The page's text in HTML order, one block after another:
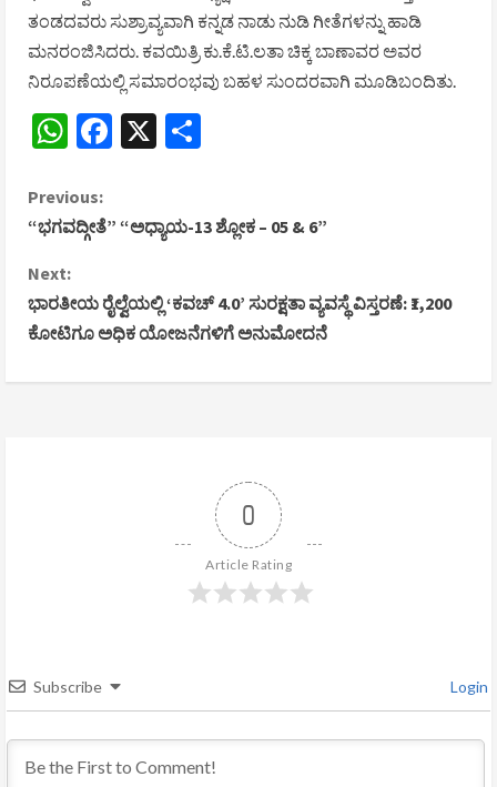
ತಂಡದವರು ಸುಶ್ರಾವ್ಯವಾಗಿ ಕನ್ನಡ ನಾಡು ನುಡಿ ಗೀತೆಗಳನ್ನು ಹಾಡಿ
ಮನರಂಜಿಸಿದರು. ಕವಯಿತ್ರಿ ಕು.ಕೆ.ಟಿ.ಲತಾ ಚಿಕ್ಕ ಬಾಣಾವರ ಅವರ
ನಿರೂಪಣೆಯಲ್ಲಿ ಸಮಾರಂಭವು ಬಹಳ ಸುಂದರವಾಗಿ ಮೂಡಿಬಂದಿತು.
WhatsApp
Facebook
X
C
o
n
t
i
a
d
i
Previous:
“ಭಗವದ್ಗೀತೆ” “ಅಧ್ಯಾಯ-13 ಶ್ಲೋಕ – 05 & 6”
Next:
ಭಾರತೀಯ ರೈಲ್ವೆಯಲ್ಲಿ ‘ಕವಚ್ 4.0’ ಸುರಕ್ಷತಾ ವ್ಯವಸ್ಥೆ ವಿಸ್ತರಣೆ: ₹1,200
ಕೋಟಿಗೂ ಅಧಿಕ ಯೋಜನೆಗಳಿಗೆ ಅನುಮೋದನೆ
0
Article Rating
Subscribe Login